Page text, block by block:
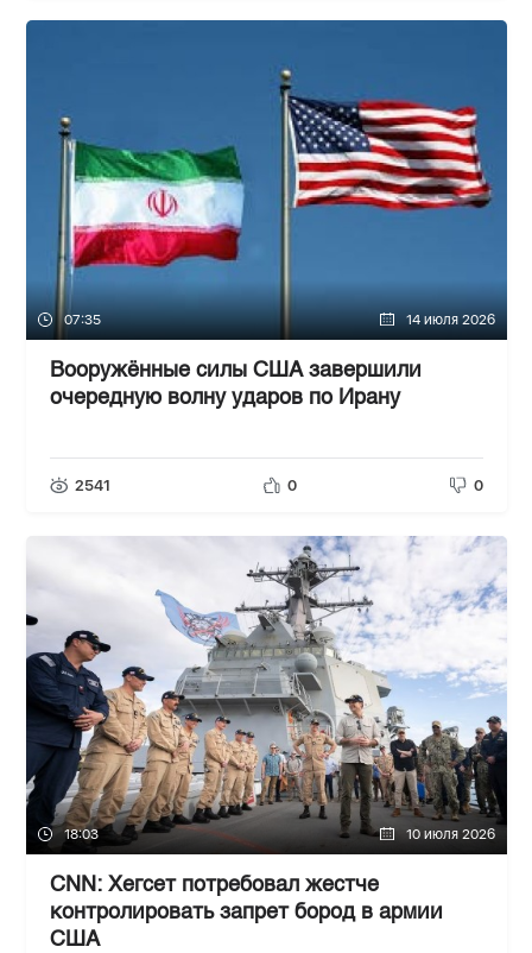
07:35 14 июля 2026
Вооружённые силы США завершили
очередную волну ударов по Ирану
2541 0 0
18:03 10 июля 2026
CNN: Хегсет потребовал жестче
контролировать запрет бород в армии
США